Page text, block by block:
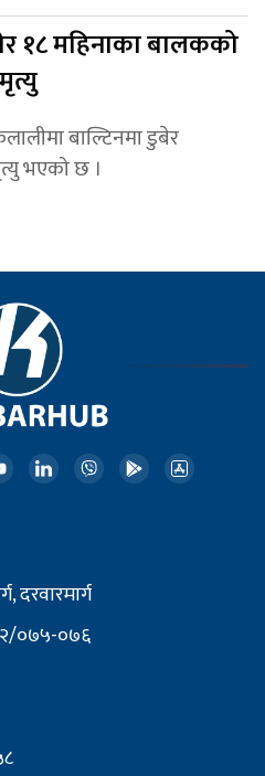
१८ महिनाका बालकको
मृत्यु
बाल्टिनमा डुबेर
भएको छ ।
दरवारमार्ग
०७५-०७६